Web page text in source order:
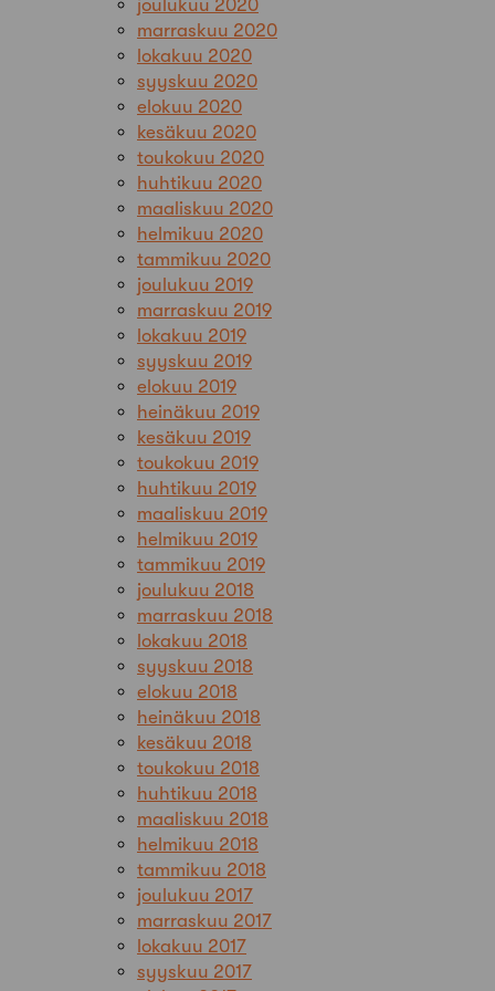
joulukuu 2020
marraskuu 2020
lokakuu 2020
syyskuu 2020
elokuu 2020
kesäkuu 2020
toukokuu 2020
huhtikuu 2020
maaliskuu 2020
helmikuu 2020
tammikuu 2020
joulukuu 2019
marraskuu 2019
lokakuu 2019
syyskuu 2019
elokuu 2019
heinäkuu 2019
kesäkuu 2019
toukokuu 2019
huhtikuu 2019
maaliskuu 2019
helmikuu 2019
tammikuu 2019
joulukuu 2018
marraskuu 2018
lokakuu 2018
syyskuu 2018
elokuu 2018
heinäkuu 2018
kesäkuu 2018
toukokuu 2018
huhtikuu 2018
maaliskuu 2018
helmikuu 2018
tammikuu 2018
joulukuu 2017
marraskuu 2017
lokakuu 2017
syyskuu 2017